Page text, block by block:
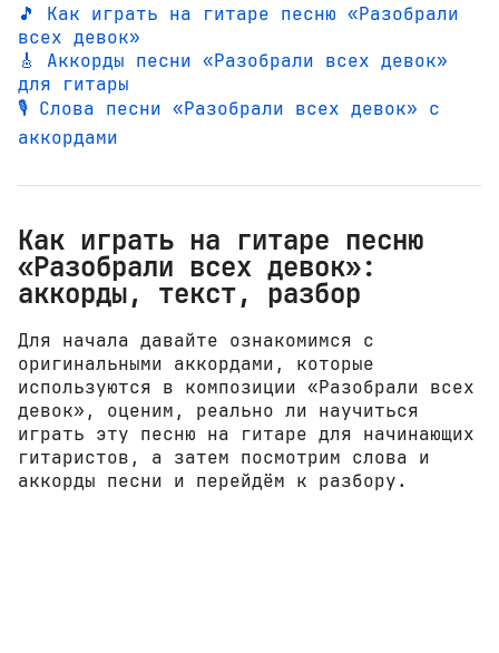
🎵 Как играть на гитаре песню «Разобрали
всех девок»
🎸 Аккорды песни «Разобрали всех девок»
для гитары
🎙️ Слова песни «Разобрали всех девок» с
аккордами
Как играть на гитаре песню
«Разобрали всех девок»:
аккорды, текст, разбор
Для начала давайте ознакомимся с
оригинальными аккордами, которые
используются в композиции «Разобрали всех
девок», оценим, реально ли научиться
играть эту песню на гитаре для начинающих
гитаристов, а затем посмотрим слова и
аккорды песни и перейдём к разбору.